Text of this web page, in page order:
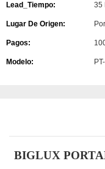
Lead_Tiempo: 35
Lugar De Origen:
Pagos:
Modelo:
BIGLUX